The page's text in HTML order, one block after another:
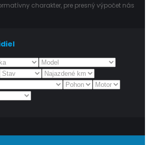
charakter, pre presný výpočet nás